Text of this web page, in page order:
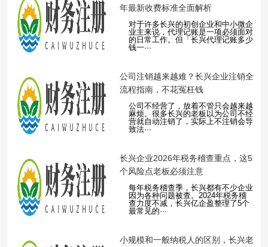
年最新收费标准全面解析
对于许多长兴的初创企业和中小微企
业主来说，代理记账是一项必须面对
的日常工作。但「长兴代理记账多少
钱一···
​公司注销越来越难？长兴企业注销全
流程指南，不花冤枉钱
公司不经营了，放着不管只会越来越
麻烦。很多长兴的老板以为公司不经
营就自动注销了，实际上不注销会导
致法···
​长兴企业2026年税务稽查重点，这5
个风险点老板必须注意
每年税务稽查季，长兴都有不少企业
因为各种问题被查。2024年税务稽
查力度不减，长兴亿企盈整理了5个
最常见的···
​小规模和一般纳税人的区别，长兴老